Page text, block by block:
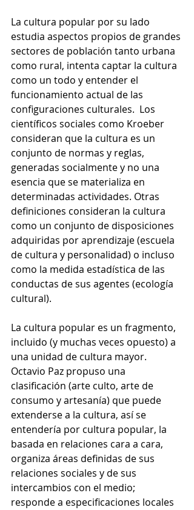
La cultura popular por su lado
estudia aspectos propios de grandes
sectores de población tanto urbana
como rural, intenta captar la cultura
como un todo y entender el
funcionamiento actual de las
configuraciones culturales.  Los
científicos sociales como Kroeber
consideran que la cultura es un
conjunto de normas y reglas,
generadas socialmente y no una
esencia que se materializa en
determinadas actividades. Otras
definiciones consideran la cultura
como un conjunto de disposiciones
adquiridas por aprendizaje (escuela
de cultura y personalidad) o incluso
como la medida estadística de las
conductas de sus agentes (ecología
cultural).
La cultura popular es un fragmento,
incluido (y muchas veces opuesto) a
una unidad de cultura mayor.
Octavio Paz propuso una
clasificación (arte culto, arte de
consumo y artesanía) que puede
extenderse a la cultura, así se
entendería por cultura popular, la
basada en relaciones cara a cara,
organiza áreas definidas de sus
relaciones sociales y de sus
intercambios con el medio;
responde a especificaciones locales